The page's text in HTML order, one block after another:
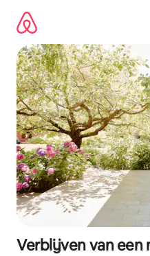
direct
naar
inhoud
Verblijven van een